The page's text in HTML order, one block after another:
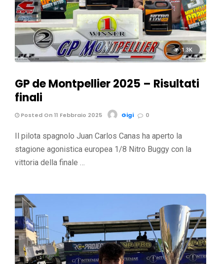
1.3K
GP de Montpellier 2025 – Risultati
finali
Posted On 11 Febbraio 2025 Gigi 0
Il pilota spagnolo Juan Carlos Canas ha aperto la
stagione agonistica europea 1/8 Nitro Buggy con la
vittoria della finale …